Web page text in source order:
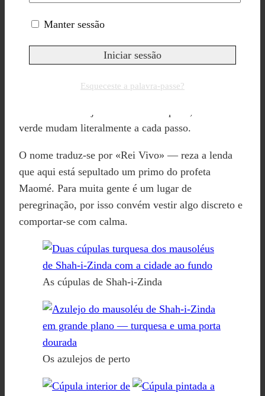
Shah-i-Zinda — a rua dos
mausoléus
verde mudam literalmente a cada passo.
O nome traduz-se por «Rei Vivo» — reza a lenda
que aqui está sepultado um primo do profeta
Maomé. Para muita gente é um lugar de
peregrinação, por isso convém vestir algo discreto e
comportar-se com calma.
As cúpulas de Shah-i-Zinda
Os azulejos de perto
Manter sessão
Esqueceste a palavra-passe?